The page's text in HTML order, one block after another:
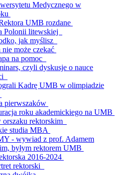
Medycznego w
UMB rozdane
Polonii litewskiej
jak myślisz
nie może czekać
na pomoc
czyli dyskusje o nauce
Kadrę UMB w olimpiadzie
pierwszaków
roku akademickiego na UMB
orszaku rektorskim
studia MBA
- wywiad z prof. Adamem
byłym rektorem UMB
2016-2024
rektorski